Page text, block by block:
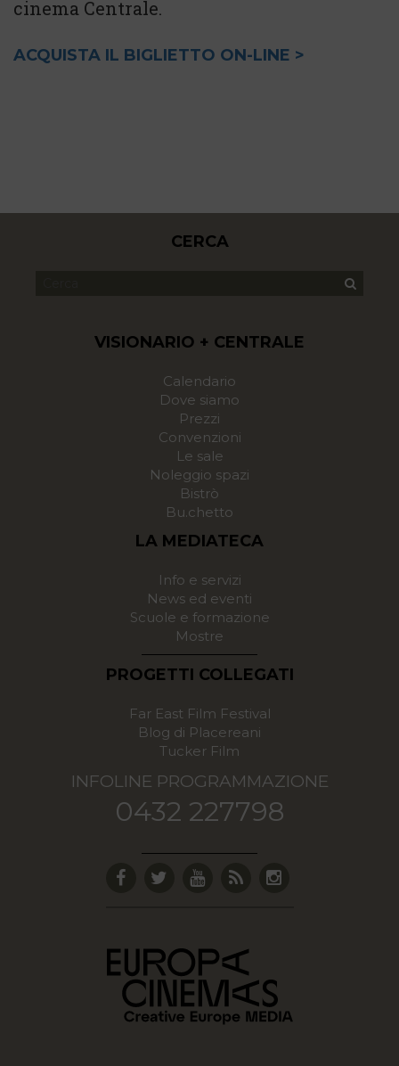
cinema Centrale.
ACQUISTA IL BIGLIETTO ON-LINE >
CERCA
VISIONARIO + CENTRALE
Calendario
Dove siamo
Prezzi
Convenzioni
Le sale
Noleggio spazi
Bistrò
Bu.chetto
LA MEDIATECA
Info e servizi
News ed eventi
Scuole e formazione
Mostre
PROGETTI COLLEGATI
Far East Film Festival
Blog di Placereani
Tucker Film
INFOLINE PROGRAMMAZIONE
0432 227798